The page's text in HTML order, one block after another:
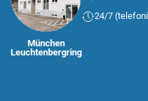
München
Leuchtenbergring
24/7